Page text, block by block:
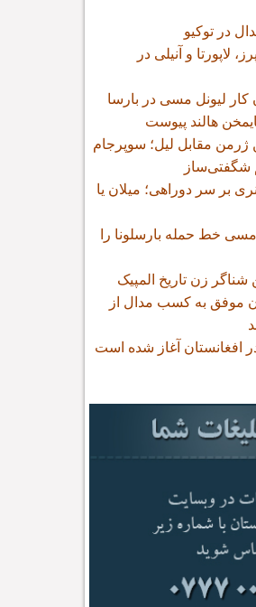
لاپورتا و آنیلی در
کار لیونل مسی در بارسا
هالند پیوست
ژرمن مقابل لیل؛ سوپرجام
شگفتی‌ساز
بر سر دوراهی؛ میلان یا
خط حمله بارسلونا را
زن تاریخ المپیک
موفق به کسب مدال از
افغانستان آغاز شده است